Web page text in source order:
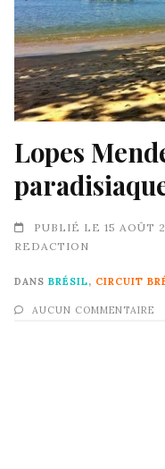
Lopes
PUBLIÉ LE 15 AOÛT
REDACTION
DANS BRÉSIL, CIRCUIT
AUCUN COMMENTAIRE